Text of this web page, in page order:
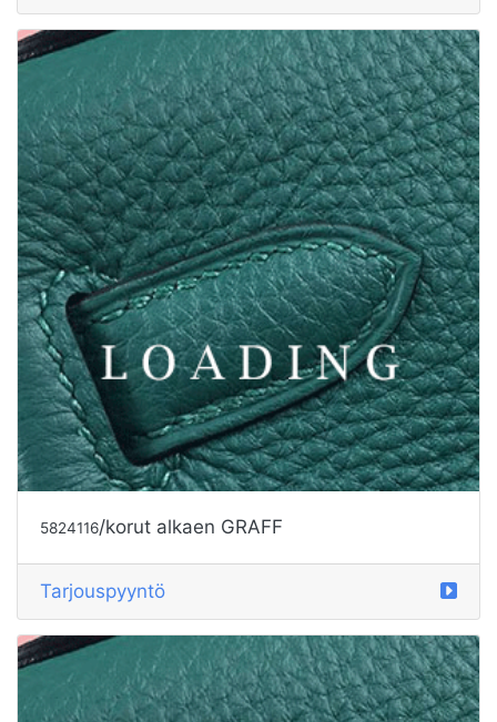
5829948/korut alkaen GRAFF
Tarjouspyyntö